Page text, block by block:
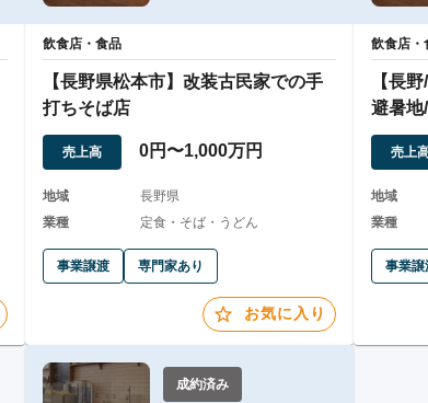
飲食店・食品
【長野県松本市】改装古民家での手
打ちそば店
売上高 0円〜1,000万円
地域
長野県
業種
定食・そば・うどん
事業譲渡 専門家あり
お気に入り
飲食店・
【長
避暑地
す！
売上
地域
業種
事業譲
成約済み